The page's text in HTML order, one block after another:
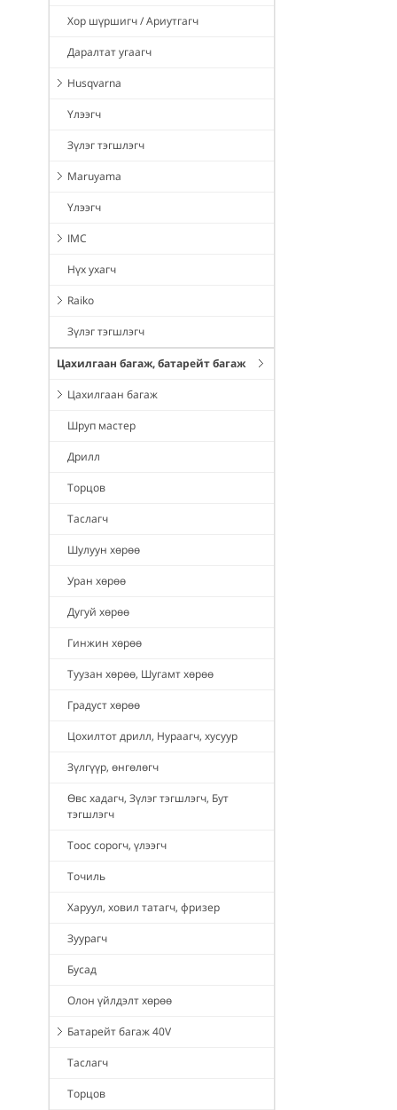
Хор шүршигч / Ариутгагч
Даралтат угаагч
Husqvarna
Үлээгч
Зүлэг тэгшлэгч
Maruyama
Үлээгч
IMC
Нүх ухагч
Raiko
Зүлэг тэгшлэгч
Цахилгаан багаж, батарейт багаж
Цахилгаан багаж
Шруп мастер
Дрилл
Торцов
Таслагч
Шулуун хөрөө
Уран хөрөө
Дугуй хөрөө
Гинжин хөрөө
Туузан хөрөө, Шугамт хөрөө
Градуст хөрөө
Цохилтот дрилл, Нураагч, хусуур
Зүлгүүр, өнгөлөгч
Өвс хадагч, Зүлэг тэгшлэгч, Бут
тэгшлэгч
Тоос сорогч, үлээгч
Точиль
Харуул, ховил татагч, фризер
Зуурагч
Бусад
Олон үйлдэлт хөрөө
Батарейт багаж 40V
Таслагч
Торцов